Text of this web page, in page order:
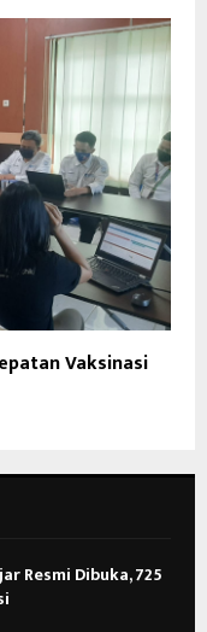
Vaksinasi
Resmi Dibuka, 725